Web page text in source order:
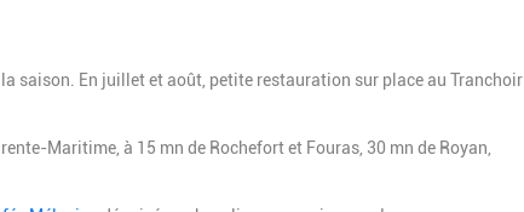
saison. En juillet et août, petite restauration sur place au Tranchoir
Maritime, à 15 mn de Rochefort et Fouras, 30 mn de Royan,